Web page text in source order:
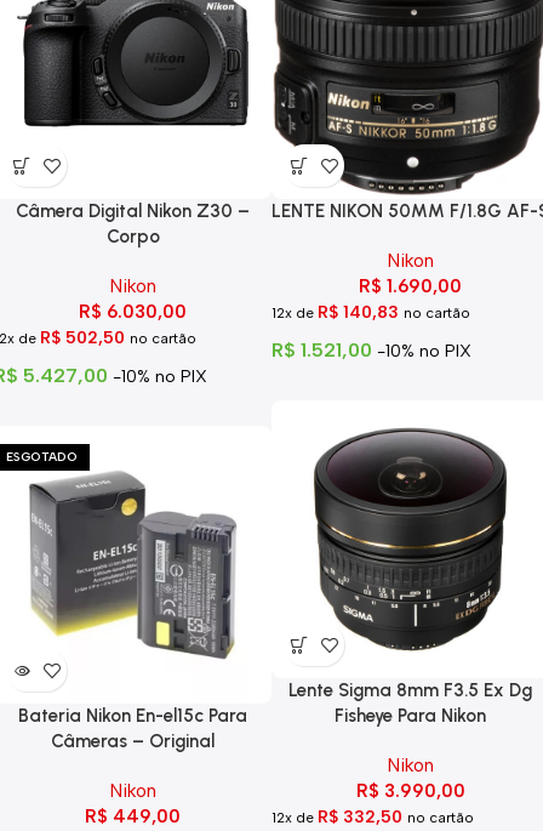
Câmera Digital Nikon Z30 –
Corpo
Nikon
R$ 6.030,00
de R$ 502,50 no cartão
5.427,00 -10% no PIX
LENTE NIKON 50MM F/1.8G AF-
Nikon
R$ 1.690,00
12x de R$ 140,83 no cartão
R$ 1.521,00 -10% no PIX
Lente Sigma 8mm F3.5 Ex Dg
Fisheye Para Nikon
Nikon
R$ 3.990,00
12x de R$ 332,50 no cartão
ESGOTADO
Bateria Nikon En-el15c Para
Câmeras – Original
Nikon
R$ 449,00